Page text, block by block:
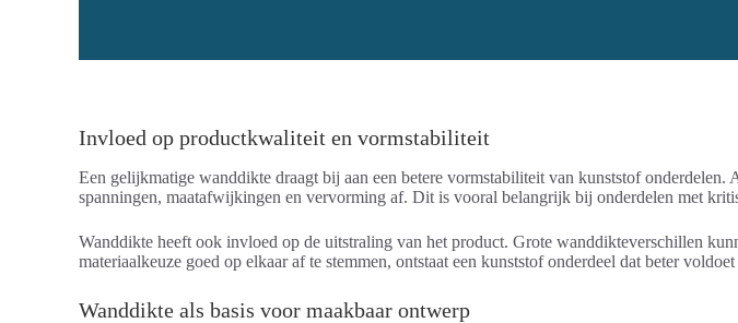
Invloed op productkwaliteit en vormstabiliteit
Een gelijkmatige wanddikte draagt bij aan een betere vormstabiliteit van kunststof
spanningen, maatafwijkingen en vervorming af. Dit is vooral belangrijk bij onderdelen met
Wanddikte heeft ook invloed op de uitstraling van het product. Grote wanddikteverschillen
materiaalkeuze goed op elkaar af te stemmen, ontstaat een kunststof onderdeel dat beter
Wanddikte als basis voor maakbaar ontwerp